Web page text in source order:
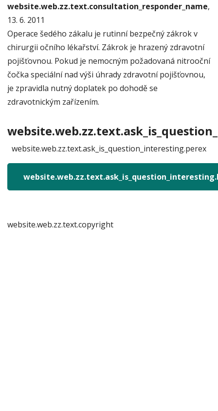
website.web.zz.text.consultation_responder_name,
13. 6. 2011
Operace šedého zákalu je rutinní bezpečný zákrok v
chirurgii očního lékařství. Zákrok je hrazený zdravotní
pojišťovnou. Pokud je nemocným požadovaná nitrooční
čočka speciální nad výši úhrady zdravotní pojišťovnou,
je zpravidla nutný doplatek po dohodě se
zdravotnickým zařízením.
website.web.zz.text.ask_is_question_interesting.perex
website.web.zz.text.copyright